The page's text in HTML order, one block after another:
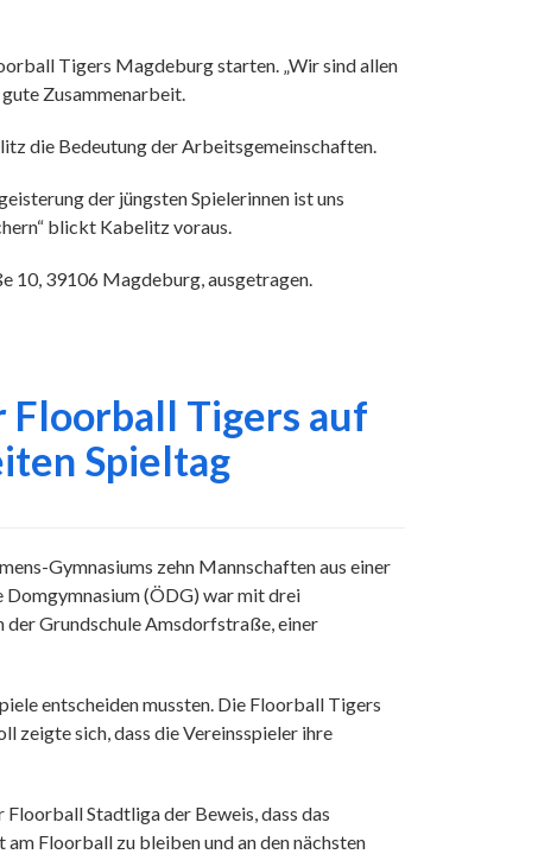
Tigers Magdeburg starten. „Wir sind allen
Zusammenarbeit.
die Bedeutung der Arbeitsgemeinschaften.
der jüngsten Spielerinnen ist uns
blickt Kabelitz voraus.
10, 39106 Magdeburg, ausgetragen.
Floorball Tigers auf
Spieltag
Gymnasiums zehn Mannschaften aus einer
Domgymnasium (ÖDG) war mit drei
der Grundschule Amsdorfstraße, einer
entscheiden mussten. Die Floorball Tigers
zeigte sich, dass die Vereinsspieler ihre
Stadtliga der Beweis, dass das
Floorball zu bleiben und an den nächsten